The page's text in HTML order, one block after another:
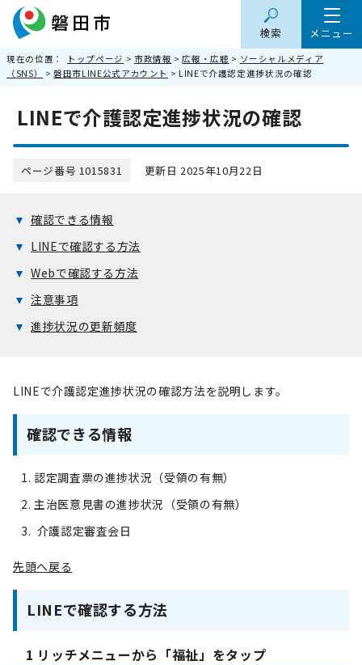
メニュー
検索
現在の位置： トップページ > 市政情報 >広報・広聴 > ソーシャルメディア
（SNS）
>磐田市LINE公式アカウント > LINEで介護認定進捗状況の確認
LINEで介護認定進捗状況の確認
ページ番号 1015831 更新日 2025年10月22日
確認できる情報
LINEで確認する方法
Webで確認する方法
注意事項
進捗状況の更新頻度
LINEで介護認定進捗状況の確認方法を説明します。
確認できる情報
認定調査票の進捗状況（受領の有無）
主治医意見書の進捗状況（受領の有無）
介護認定審査会日
先頭へ戻る
LINEで確認する方法
1 リッチメニューから「福祉」をタップ